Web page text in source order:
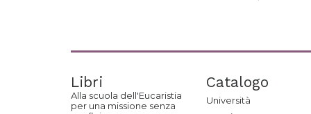
Libri
Alla scuola dell'Eucaristia
per una missione senza
Catalogo
Università